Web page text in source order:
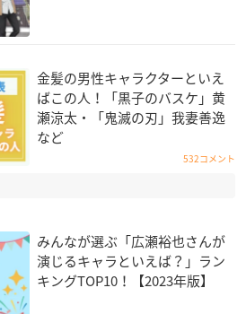
金髪の男性キャラクターといえ
ばこの人！「黒子のバスケ」黄
瀬涼太・「鬼滅の刃」我妻善逸
など
532コメント
みんなが選ぶ「広瀬裕也さんが
演じるキャラといえば？」ラン
キングTOP10！【2023年版】